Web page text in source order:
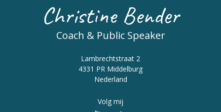
Christine Bender
Coach & Public Speaker
Lambrechtstraat 2
4331 PR Middelburg
Nederland
Volg mij